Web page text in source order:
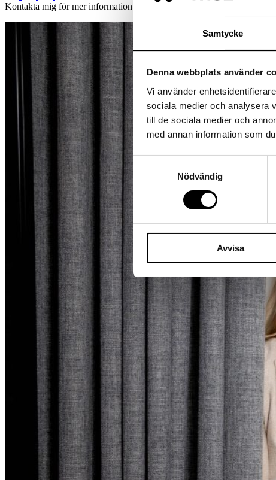
Samtycke
Denna webbplats använder
Vi använder
sociala medier och analysera
till de sociala medier och
med annan information som
Nödvändig
Avvisa
Kontakta mig för mer information